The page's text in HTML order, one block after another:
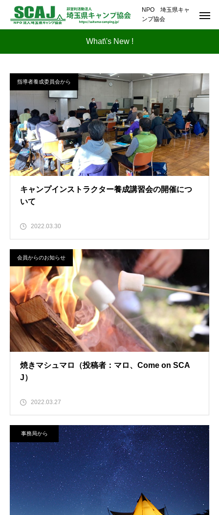
NPO 埼玉県キャ
ンプ協会
What\'s New !
指導者養成委員会から
キャンプインストラクター養成講習会の開催につ
いて
2022.03.30
会員からのお知らせ
焼きマシュマロ（投稿者：マロ、Come on SCA
J）
2022.03.27
事務局から